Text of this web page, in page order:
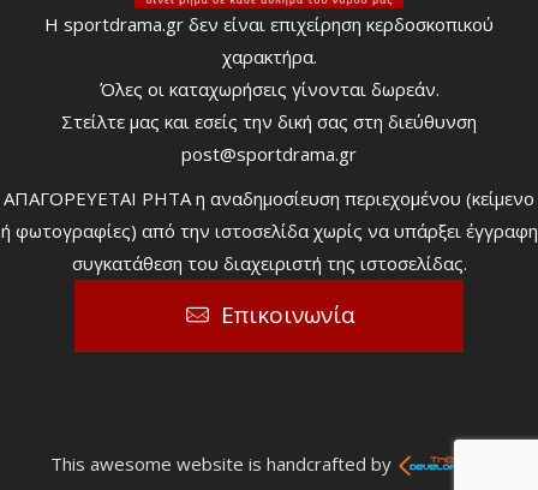
Η sportdrama.gr δεν είναι επιχείρηση κερδοσκοπικού
χαρακτήρα.
Όλες οι καταχωρήσεις γίνονται δωρεάν.
Στείλτε μας και εσείς την δική σας στη διεύθυνση
post@sportdrama.gr
ΑΠΑΓΟΡΕΥΕΤΑΙ ΡΗΤΑ η αναδημοσίευση περιεχομένου (κείμενο
ή φωτογραφίες) από την ιστοσελίδα χωρίς να υπάρξει έγγραφη
συγκατάθεση του διαχειριστή της ιστοσελίδας.
Επικοινωνία
This awesome website is handcrafted by